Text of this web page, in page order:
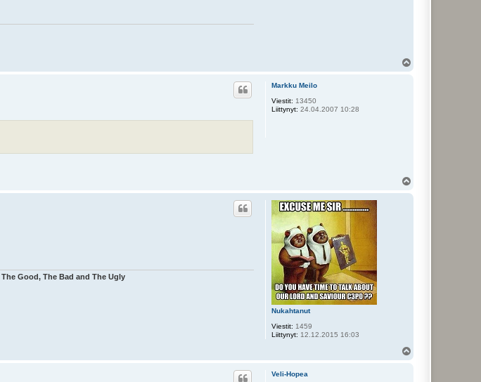
Markku Meilo
Viestit: 13450
Liittynyt: 24.04.2007 10:28
Nukahtanut
Viestit: 1459
Liittynyt: 12.12.2015 16:03
The Good, The Bad and The Ugly
Veli-Hopea